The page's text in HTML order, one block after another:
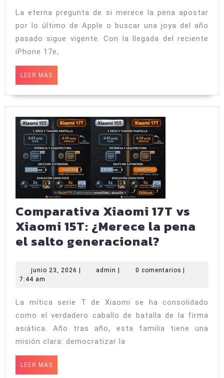
16
Pro:
¿Cuál
Análisis
honesto
La eterna pregunta de si merece la pena apostar
por lo último de Apple o buscar una joya del año
pasado sigue vigente. Con la llegada del reciente
iPhone 17e,
LEER MÁS
MÁS
Comparativa Xiaomi 17T vs
Xiaomi 15T: ¿Merece la pena
el salto generacional?
17T
Xiaomi
15T:
¿Merece
junio 23, 2026 junio
admin admin0 comentarios
7:44 am
La mítica serie T de Xiaomi se ha consolidado
como el verdadero caballo de batalla de la firma
asiática. Año tras año, esta familia tiene una
misión clara: democratizar la
LEER MÁS
MÁS